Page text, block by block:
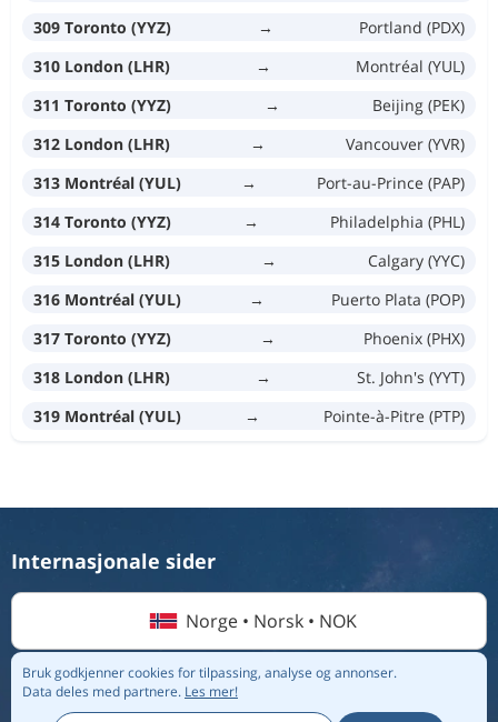
309 Toronto (YYZ)
→
Portland (PDX)
310 London (LHR)
→
Montréal (YUL)
311 Toronto (YYZ)
→
Beijing (PEK)
312 London (LHR)
→
Vancouver (YVR)
313 Montréal (YUL)
→
Port-au-Prince (PAP)
314 Toronto (YYZ)
→
Philadelphia (PHL)
315 London (LHR)
→
Calgary (YYC)
316 Montréal (YUL)
→
Puerto Plata (POP)
317 Toronto (YYZ)
→
Phoenix (PHX)
318 London (LHR)
→
St. John's (YYT)
319 Montréal (YUL)
→ Pointe-à-Pitre (PTP)
Bruk godkjenner cookies for tilpassing, analyse og annonser.
Data deles med partnere. Les mer!
Internasjonale sider
Norge • Norsk • NOK
© 2026 Flightmate AB |Destinasjoner